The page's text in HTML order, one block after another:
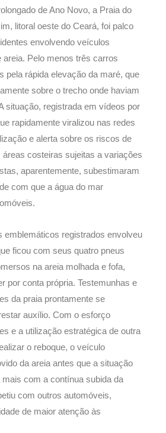
de Ano Novo, a Praia do
litoral oeste do Ceará, foi palco
envolvendo veículos
areia. Pelo menos três carros
pela rápida elevação da maré, que
sobre o trecho onde haviam
situação, registrada em vídeos por
rapidamente viralizou nas redes
e alerta sobre os riscos de
costeiras sujeitas a variações
aparentemente, subestimaram
com que a água do mar
emblemáticos registrados envolveu
ficou com seus quatro pneus
na areia molhada e fofa,
por conta própria. Testemunhas e
da praia prontamente se
auxílio. Com o esforço
e a utilização estratégica de outra
o reboque, o veículo
da areia antes que a situação
com a contínua subida da
com outros automóveis,
de maior atenção às